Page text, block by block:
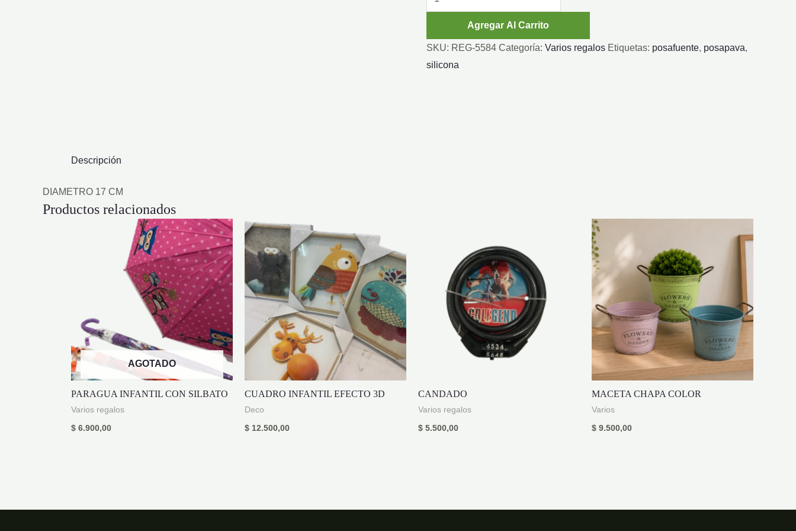
SILICONA
Agregar Al Carrito
SKU: REG-5584 Categoría: Varios regalos Etiquetas: posafuente, posapava,
silicona
Descripción
DIAMETRO 17 CM
Productos relacionados
AGOTADO
PARAGUA INFANTIL CON SILBATO
Varios regalos
$ 6.900,00
CUADRO INFANTIL EFECTO 3D
Deco
$ 12.500,00
CANDADO
Varios regalos
$ 5.500,00
MACETA CHAPA COLOR
Varios
$ 9.500,00